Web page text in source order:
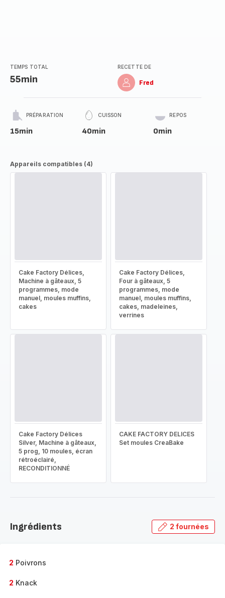
TEMPS TOTAL
55min
RECETTE DE
Fred
PRÉPARATION
15min
CUISSON
40min
REPOS
0min
Appareils compatibles (4)
Cake Factory Délices,
Machine à gâteaux, 5
programmes, mode
manuel, moules muffins,
cakes
Cake Factory Délices,
Four à gâteaux, 5
programmes, mode
manuel, moules muffins,
cakes, madeleines,
verrines
Cake Factory Délices
Silver, Machine à gâteaux,
5 prog, 10 moules, écran
rétroéclairé,
RECONDITIONNÉ
CAKE FACTORY DELICES
Set moules CreaBake
Ingrédients 2 fournées
2 Poivrons
2 Knack